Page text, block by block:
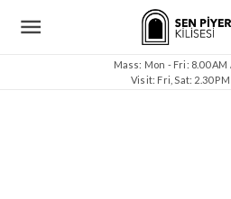
Mass: Mon - Fri: 8.00 AM
Visit: Fri, Sat: 2.30 PM